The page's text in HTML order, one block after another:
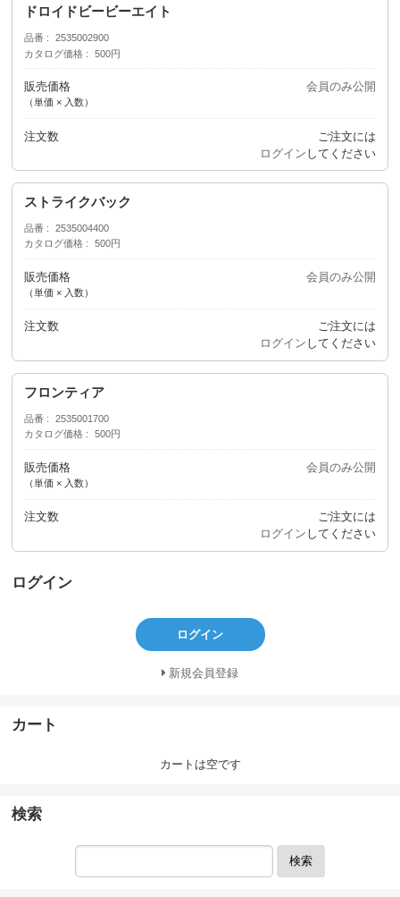
ドロイドビービーエイト
品番
2535002900
カタログ価格
500円
販売価格
（単価 × 入数）
会員のみ公開
注文数
ご注文には
ログイン してください
ストライクバック
品番
2535004400
カタログ価格
500円
販売価格
（単価 × 入数）
会員のみ公開
注文数
ご注文には
ログイン してください
フロンティア
品番
2535001700
カタログ価格
500円
販売価格
（単価 × 入数）
会員のみ公開
注文数
ご注文には
ログイン してください
ログイン
ログイン
新規会員登録
カート
カートは空です
検索
検索